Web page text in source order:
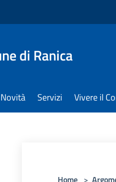
di Ranica
Novità Servizi Vivere il